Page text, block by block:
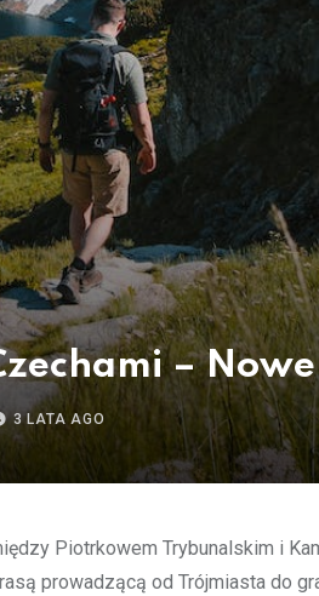
–
3 LATA AGO
Piotrkowem Trybunalskim i
prowadzącą od Trójmiasta do